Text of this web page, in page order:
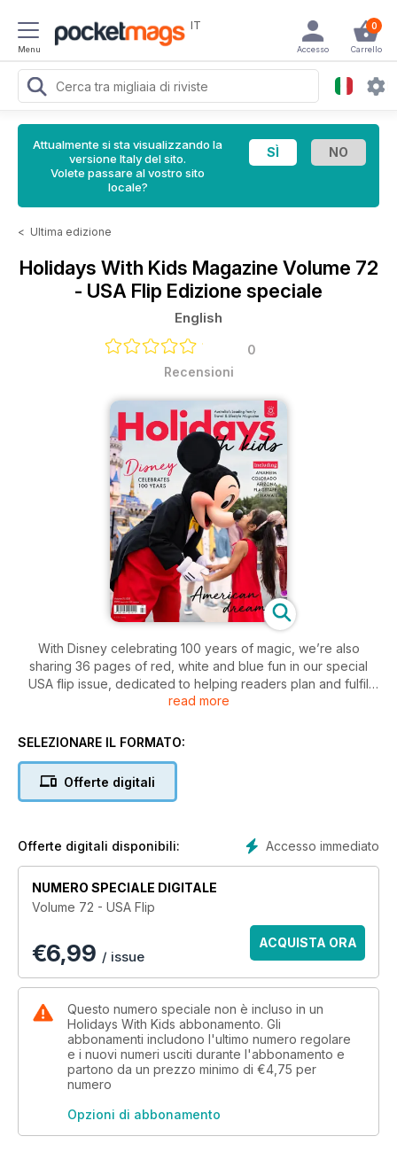
Menu
IT 0
Carrello
Accesso
Attualmente si sta visualizzando la
versione Italy del sito.
Volete passare al vostro sito
locale?
< Ultima edizione
Holidays With Kids Magazine Volume 72
- USA Flip Edizione speciale
English
0
Recensioni
With Disney celebrating 100 years of magic, we’re also
sharing 36 pages of red, white and blue fun in our special
USA flip issue, dedicated to helping readers plan and fulfil
their American holiday dreams.
read more
SELEZIONARE IL FORMATO:
Offerte digitali
Accesso immediato
Offerte digitali disponibili:
NUMERO SPECIALE DIGITALE
Volume 72 - USA Flip
€6,99 / issue
ACQUISTA ORA
Questo numero speciale non è incluso in un
Holidays With Kids abbonamento. Gli
abbonamenti includono l'ultimo numero regolare
e i nuovi numeri usciti durante l'abbonamento e
partono da un prezzo minimo di €4,75 per
numero
Opzioni di abbonamento